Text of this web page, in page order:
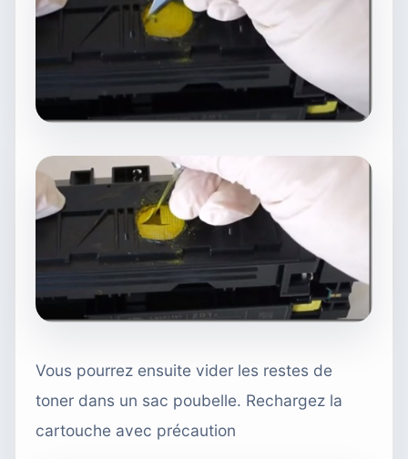
Vous pourrez ensuite vider les restes de
toner dans un sac poubelle. Rechargez la
cartouche avec précaution